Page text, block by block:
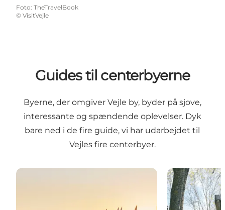
Foto: TheTravelBook
© VisitVejle
Guides til centerbyerne
Byerne, der omgiver Vejle by, byder på sjove,
interessante og spændende oplevelser. Dyk
bare ned i de fire guide, vi har udarbejdet til
Vejles fire centerbyer.
Jelling Give